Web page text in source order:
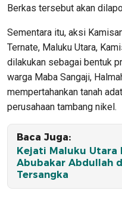
Berkas tersebut akan
Sementara itu, aksi
Ternate, Maluku Utara,
dilakukan sebagai bentuk
warga Maba Sangaji,
mempertahankan tanah
perusahaan tambang nikel.
Baca Juga:
Kejati Maluku Utara
Abubakar Abdullah
Tersangka